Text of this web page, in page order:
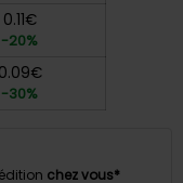
0.11€
-20%
0.09€
-30%
chez vous*